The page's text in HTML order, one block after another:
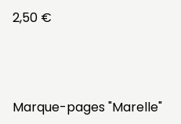
2,50 €
Marque-pages "Marelle"